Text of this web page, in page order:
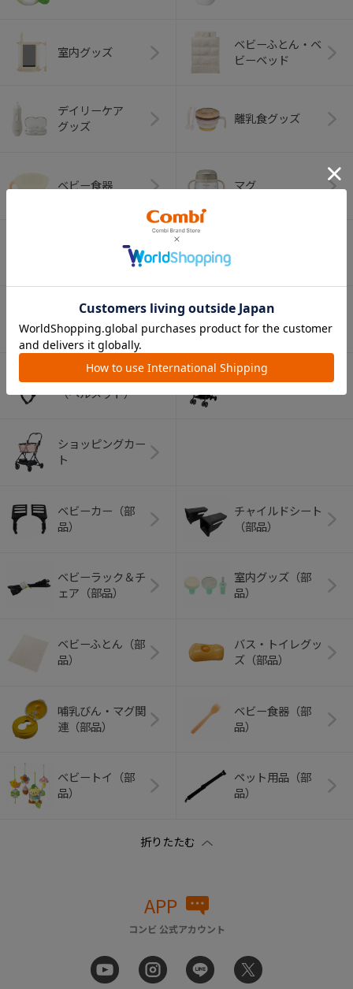
室内グッズ
ベビーふとん・ベ
ビーベッド
デイリーケア
グッズ
離乳食グッズ
ベビー食器 マグ
おはし・スプー
オーラルケア
（お口のケア）
ベビートイ
（ヘルメット）
ペット用品
ショッピングカー
ト
ベビーカー（部
品）
チャイルドシート
（部品）
ベビーラック＆チ
ェア（部品）
室内グッズ（部
品）
ベビーふとん（部
品）
バス・トイレグッ
ズ（部品）
哺乳びん・マグ関
連（部品）
ベビー食器（部
品）
ベビートイ（部
品）
ペット用品（部
品）
APP
コンビ 公式アカウント